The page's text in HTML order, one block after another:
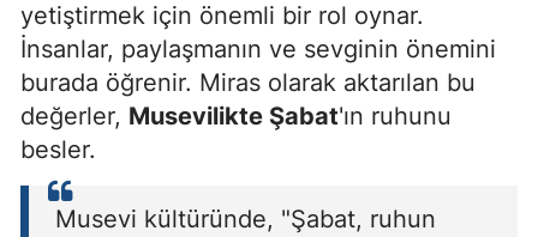
yetiştirmek için önemli bir rol oynar.
İnsanlar, paylaşmanın ve sevginin önemini
burada öğrenir. Miras olarak aktarılan bu
değerler, Musevilikte Şabat'ın ruhunu
besler.
Musevi kültüründe, "Şabat, ruhun